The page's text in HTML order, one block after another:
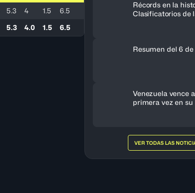
5.3 4 1.5
6.5
5.3 4.0 1.5 6.5
Récords en la
Clasificatorios de
Resumen del 6 de
Venezuela vence
primera vez en
VER TODAS LAS